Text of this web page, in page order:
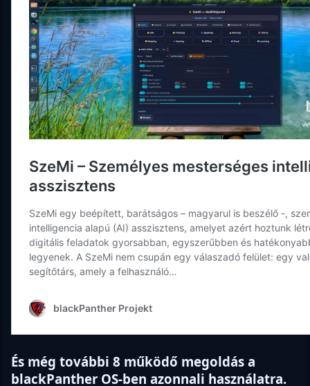
És még további 8 működő megoldás a
blackPanther OS-ben azonnali használatra.